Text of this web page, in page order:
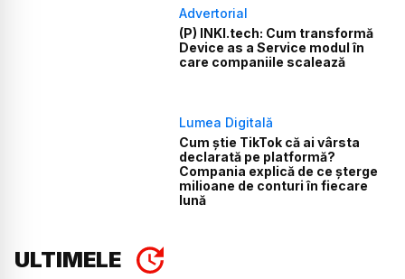
Advertorial
(P) INKI.tech: Cum transformă
Device as a Service modul în
care companiile scalează
Lumea Digitală
Cum știe TikTok că ai vârsta
declarată pe platformă?
Compania explică de ce șterge
milioane de conturi în fiecare
lună
ULTIMELE